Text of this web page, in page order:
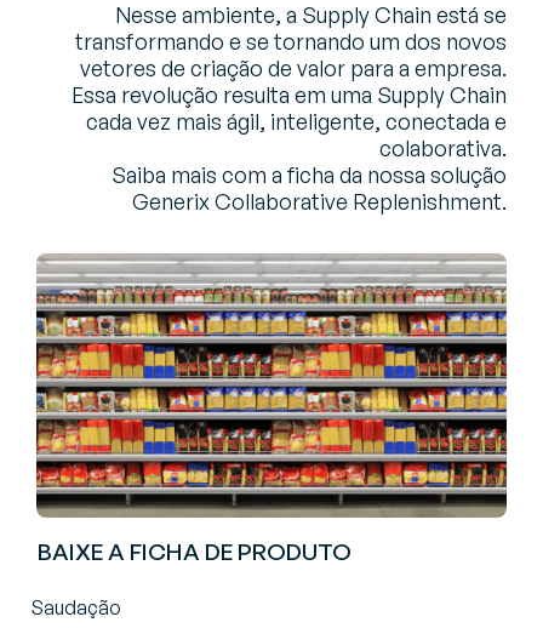
BAIXE A FICHA DE PRODUTO
Saudação
Nesse ambiente, a Supply Chain está se
transformando e se tornando um dos novos
vetores de criação de valor para a empresa.
Essa revolução resulta em uma Supply Chain
cada vez mais ágil, inteligente, conectada e
colaborativa.
Saiba mais com a ficha da nossa solução
Generix Collaborative Replenishment.